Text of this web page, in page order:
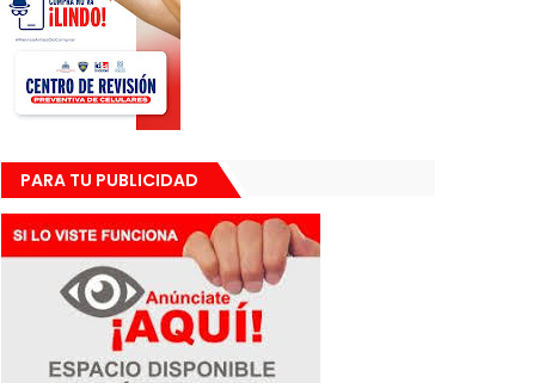
PARA TU PUBLICIDAD